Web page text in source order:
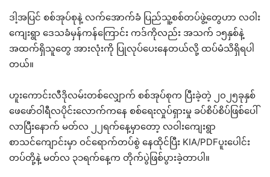
ဒါ့အပြင် စစ်အုပ်စုနဲ့ လက်အောက်ခံ ပြည်သူ့စစ်တပ်ဖွဲ့တွေဟာ လဝါး
ကျေးရွာ ဒေသခံမှန်ကန်ကြောင်း ကဒ်ကိုလည်း အသက် ၁၅နှစ်နဲ့
အထက်ရှိသူတွေ အားလုံးကို ပြုလုပ်ပေးနေတယ်လို့ ထပ်မံသိရှိရပါ
တယ်။
ဟူးကောင်းလီဒိုလမ်းတစ်လျှောက် စစ်အုပ်စုက ပြီးခဲ့တဲ့ ၂၀၂၅ခုနှစ်
ဖေဖော်ဝါရီလပိုင်းလောက်ကနေ စစ်ရေးလှုပ်ရှားမှု ခပ်စိပ်စိပ်ဖြစ်ပေါ်
လာပြီးနောက် မတ်လ ၂၂ရက်နေ့မှာတော့ လဝါးကျေးရွာ
စာသင်ကျောင်းမှာ ဝင်ရောက်တပ်စွဲ နေထိုင်ပြီး KIA/PDFပူးပေါင်း
တပ်တို့နဲ့ မတ်လ ၃၁ရက်နေ့က တိုက်ပွဲဖြစ်ပွားခဲ့တာပါ။